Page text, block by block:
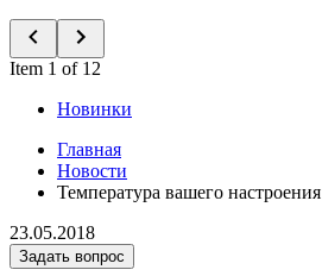
Item 1 of 12
Новинки
Главная
Новости
Температура вашего настроения
23.05.2018
Задать вопрос